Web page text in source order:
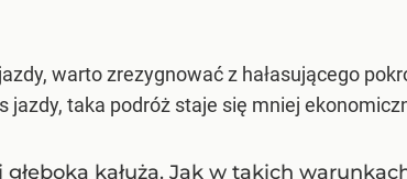
warto zrezygnować z hałasującego
jazdy, taka podróż staje się mniej
głęboka kałuża. Jak w takich